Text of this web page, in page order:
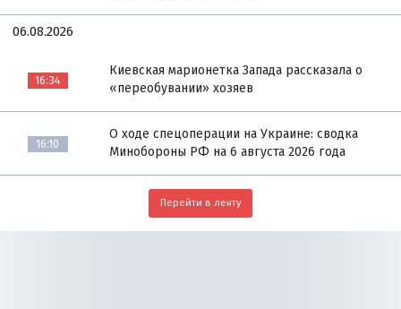
06.08.2026
16:34
Киевская марионетка Запада рассказала о
«переобувании» хозяев
16:10
О ходе спецоперации на Украине: сводка
Минобороны РФ на 6 августа 2026 года
Перейти в ленту